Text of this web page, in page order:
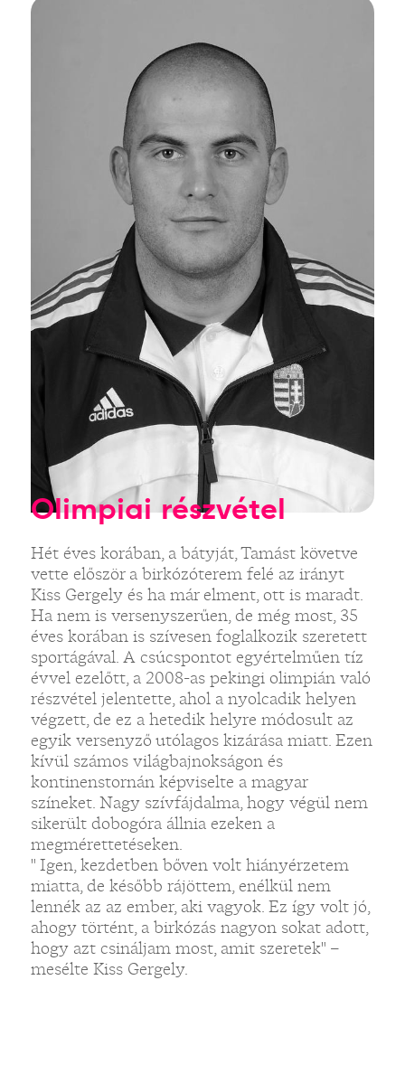
Olimpiai részvétel
Hét éves korában, a bátyját, Tamást követve
vette először a birkózóterem felé az irányt
Kiss Gergely és ha már elment, ott is maradt.
Ha nem is versenyszerűen, de még most, 35
éves korában is szívesen foglalkozik szeretett
sportágával. A csúcspontot egyértelműen tíz
évvel ezelőtt, a 2008-as pekingi olimpián való
részvétel jelentette, ahol a nyolcadik helyen
végzett, de ez a hetedik helyre módosult az
egyik versenyző utólagos kizárása miatt. Ezen
kívül számos világbajnokságon és
kontinenstornán képviselte a magyar
színeket. Nagy szívfájdalma, hogy végül nem
sikerült dobogóra állnia ezeken a
megmérettetéseken.
" Igen, kezdetben bőven volt hiányérzetem
miatta, de később rájöttem, enélkül nem
lennék az az ember, aki vagyok. Ez így volt jó,
ahogy történt, a birkózás nagyon sokat adott,
hogy azt csináljam most, amit szeretek" –
mesélte Kiss Gergely.